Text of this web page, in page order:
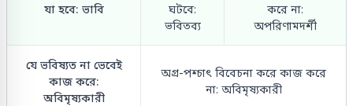
যা হবে: ভাবি
ঘটবে:
ভবিতব্য
করে না:
অপরিণামদর্শী
যে ভবিষ্যত না ভেবেই
কাজ করে:
অবিমৃষ্যকারী
অগ্র-পশ্চাৎ বিবেচনা করে কাজ করে
না: অবিমৃষ্যকারী